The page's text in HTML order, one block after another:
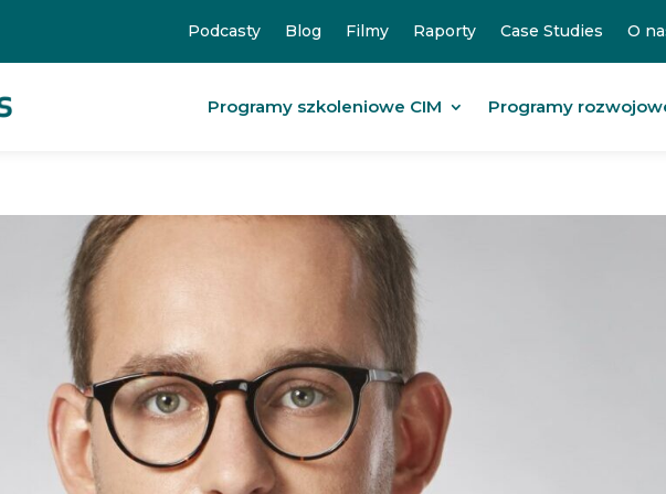
Podcasty Blog Filmy Raporty Case Studies O
Programy szkoleniowe CIM Programy